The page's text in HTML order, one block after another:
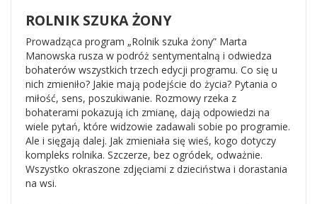
ROLNIK SZUKA ŻONY
Prowadząca program „Rolnik szuka żony” Marta
Manowska rusza w podróż sentymentalną i odwiedza
bohaterów wszystkich trzech edycji programu. Co się u
nich zmieniło? Jakie mają podejście do życia? Pytania o
miłość, sens, poszukiwanie. Rozmowy rzeka z
bohaterami pokazują ich zmianę, dają odpowiedzi na
wiele pytań, które widzowie zadawali sobie po programie.
Ale i sięgają dalej. Jak zmieniała się wieś, kogo dotyczy
kompleks rolnika. Szczerze, bez ogródek, odważnie.
Wszystko okraszone zdjęciami z dzieciństwa i dorastania
na wsi.